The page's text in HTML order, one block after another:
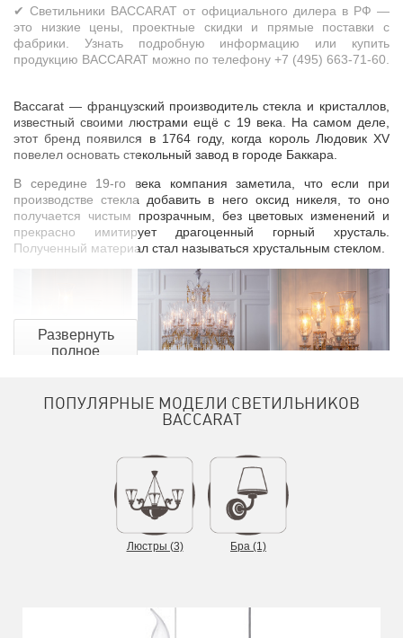
✔ Светильники BACCARAT от официального дилера в РФ —
это низкие цены, проектные скидки и прямые поставки с
фабрики. Узнать подробную информацию или купить
продукцию BACCARAT можно по телефону +7 (495) 663-71-60.
Развернуть
полное
Baccarat — французский производитель стекла и кристаллов,
известный своими люстрами ещё с 19 века. На самом деле,
этот бренд появился в 1764 году, когда король Людовик XV
повелел основать стекольный завод в городе Баккара.
В середине 19-го века компания заметила, что если при
производстве стекла добавить в него оксид никеля, то оно
получается чистым прозрачным, без цветовых изменений и
прекрасно имитирует драгоценный горный хрусталь.
Полученный материал стал называться хрустальным стеклом.
Главным продуктом фабрики в 19-м веке, за который она
приобрела известность, стали люстры Baccarat. Они были
очень дорогими и часто изготавливались по заказу самых
богатых клиентов: русских царей, турецкой знати и индийских
основание из специальной позолоченной бронзы. Такая
ПОПУЛЯРНЫЕ МОДЕЛИ СВЕТИЛЬНИКОВ
BACCARAT
Люстры (3) Бра (1)